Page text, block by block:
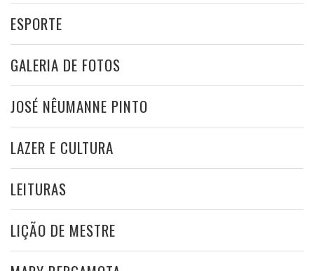
ESPORTE
GALERIA DE FOTOS
JOSÉ NÊUMANNE PINTO
LAZER E CULTURA
LEITURAS
LIÇÃO DE MESTRE